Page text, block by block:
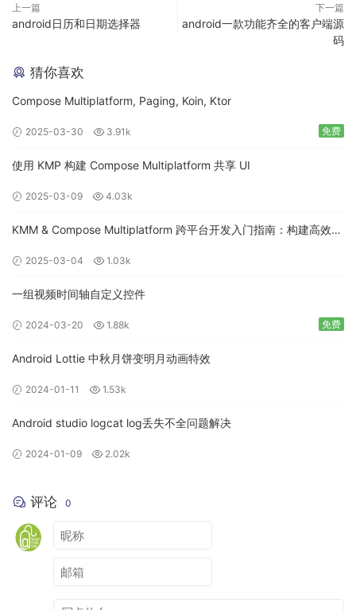
上一篇
android日历和日期选择器
下一篇
android一款功能齐全的客户端源
码
猜你喜欢
Compose Multiplatform, Paging, Koin, Ktor
2025-03-30 3.91k 免费
使用 KMP 构建 Compose Multiplatform 共享 UI
2025-03-09 4.03k
KMM & Compose Multiplatform 跨平台开发入门指南：构建高效的
2025-03-04 1.03k
一组视频时间轴自定义控件
2024-03-20 1.88k 免费
Android Lottie 中秋月饼变明月动画特效
2024-01-11 1.53k
Android studio logcat log丢失不全问题解决
2024-01-09 2.02k
评论 0